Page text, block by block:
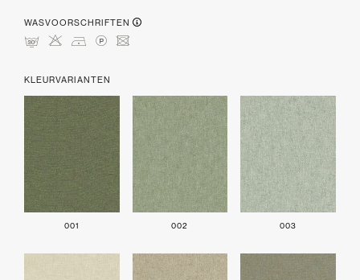
WASVOORSCHRIFTEN
mHDLU
KLEURVARIANTEN
001 002 003